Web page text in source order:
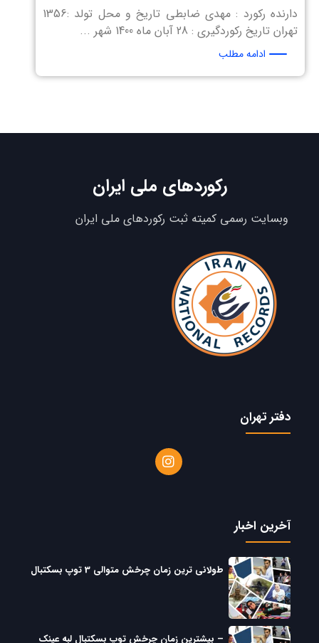
دارنده رکورد : مهدی ضابطی تاریخ و محل تولد :1356
تهران تاریخ رکوردگیری : 28 آبان ماه 1400 شهر ...
ادامه مطلب
رکوردهای ملی ایران
وبسایت رسمی کمیته ثبت رکوردهای ملی ایران
دفتر تهران
آخرین اخبار
طولانی ترین زمان چرخش متوالی 3 توپ بسکتبال
– بیشترین زمان چرخش توپ بسکتبال لبه عینک